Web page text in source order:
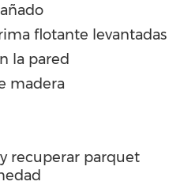
flotante levantadas
la pared
madera
recuperar parquet